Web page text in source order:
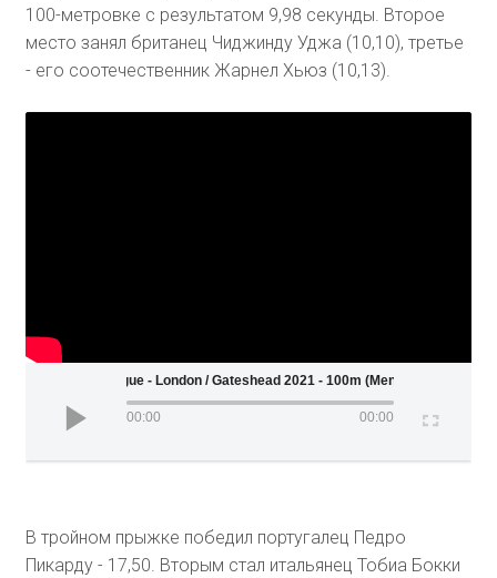
100-метровке с результатом 9,98 секунды. Второе
место занял британец Чиджинду Уджа (10,10), третье
- его соотечественник Жарнел Хьюз (10,13).
Wanda Diamond League - London / Gateshead 2021 - 100m (Men)
00:00 00:00
В тройном прыжке победил португалец Педро
Пикарду - 17,50. Вторым стал итальянец Тобиа Бокки